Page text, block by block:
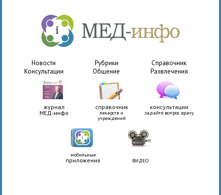
Новости Рубрики
Справочник
Консультации
Общение Развлечения
журнал
МЕД-инфо
справочник
лекарств и
учреждений
консультации
задайте вопрос врачу
мобильные
приложения ВИДЕО